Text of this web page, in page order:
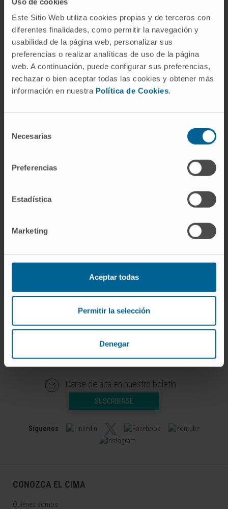
Este Sitio Web utiliza cookies propias y de terceros con
diferentes finalidades, como permitir la navegación y
usabilidad de la página web, personalizar sus
preferencias o realizar analíticas de uso de la página
web. A continuación, puede configurar sus preferencias,
rechazar o bien aceptar todas las cookies y obtener más
información en nuestra Política de Cookies.
Necesarias
Preferencias
Estadística
Marketing
Aceptar todas
Permitir la selección
Denegar
Pardo es licenciada en Biología por la Universidad
de Navarra, doctora en Ciencias por la misma
universidad y actualmente ejerce como
investigadora principal Ramón y Cajal en el Cima
Universidad de Navarra.
Ha resultado ganadora en la categoría de
al estudio de la inflamación, fibrosis y
De las 69 candidaturas presentadas a estos
por mujeres, un 7,8 % más que en la edición de
2018 y un 15,4 % más que en 2015. En concreto,
26 pertenecen al área de Cardiovascular, renal y
metabolismo, otras 26 a Oncología, terapia
a Respiratorio.
Darse de alta en nuestro boletín
SUSCRIBIRSE
Síguenos
CONOZCA EL CIMA
Quiénes somos